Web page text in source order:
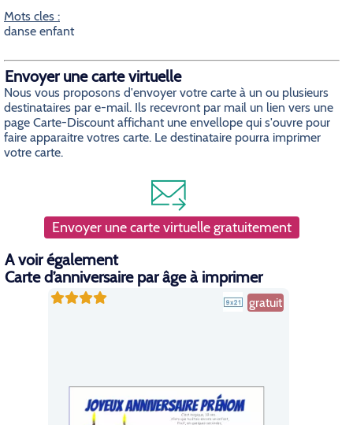
Mots cles :
danse enfant
Envoyer une carte virtuelle
Nous vous proposons d'envoyer votre carte à un ou plusieurs
destinataires par e-mail. Ils recevront par mail un lien vers une
page Carte-Discount affichant une envellope qui s'ouvre pour
faire apparaitre votres carte. Le destinataire pourra imprimer
votre carte.
Envoyer une carte virtuelle gratuitement
A voir également
Carte d’anniversaire par âge à imprimer
gratuit